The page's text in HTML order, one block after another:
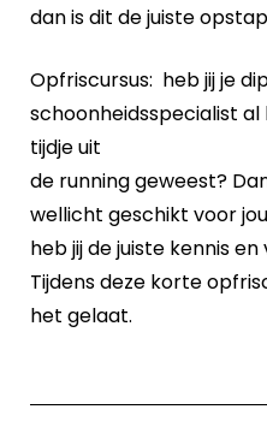
dan is dit de juiste
Opfriscursus: heb jij je
schoonheidsspecialist
tijdje uit
de running geweest?
wellicht geschikt voor
heb jij de juiste kennis
Tijdens deze korte
het gelaat.